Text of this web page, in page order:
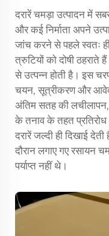
दरारें चमड़ा उत्पादन में
और कई निर्माता अपने
जांच करने से पहले स्वतः
त्रुटियों को दोषी
से उत्पन्न होती है। इस
चयन, सूत्रीकरण और
अंतिम सतह की लचीलापन,
के तनाव के तहत प्रतिरोध
दरारें जल्दी ही दिखाई
दौरान लगाए गए रसायन
पर्याप्त नहीं थे।